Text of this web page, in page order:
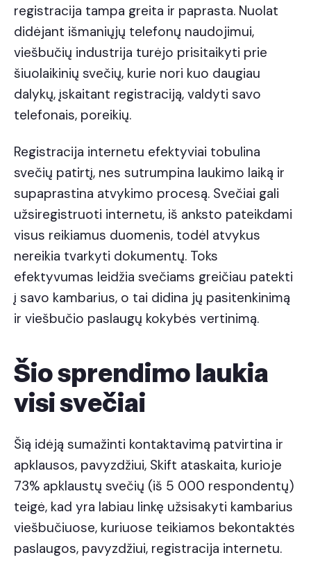
registracija tampa greita ir paprasta. Nuolat
didėjant išmaniųjų telefonų naudojimui,
viešbučių industrija turėjo prisitaikyti prie
šiuolaikinių svečių, kurie nori kuo daugiau
dalykų, įskaitant registraciją, valdyti savo
telefonais, poreikių.
Registracija internetu efektyviai tobulina
svečių patirtį, nes sutrumpina laukimo laiką ir
supaprastina atvykimo procesą. Svečiai gali
užsiregistruoti internetu, iš anksto pateikdami
visus reikiamus duomenis, todėl atvykus
nereikia tvarkyti dokumentų. Toks
efektyvumas leidžia svečiams greičiau patekti
į savo kambarius, o tai didina jų pasitenkinimą
ir viešbučio paslaugų kokybės vertinimą.
Šio sprendimo laukia
visi svečiai
Šią idėją sumažinti kontaktavimą patvirtina ir
apklausos, pavyzdžiui, Skift ataskaita, kurioje
73% apklaustų svečių (iš 5 000 respondentų)
teigė, kad yra labiau linkę užsisakyti kambarius
viešbučiuose, kuriuose teikiamos bekontaktės
paslaugos, pavyzdžiui, registracija internetu.